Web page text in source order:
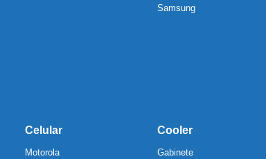
Samsung
Celular
Motorola
Cooler
Gabinete